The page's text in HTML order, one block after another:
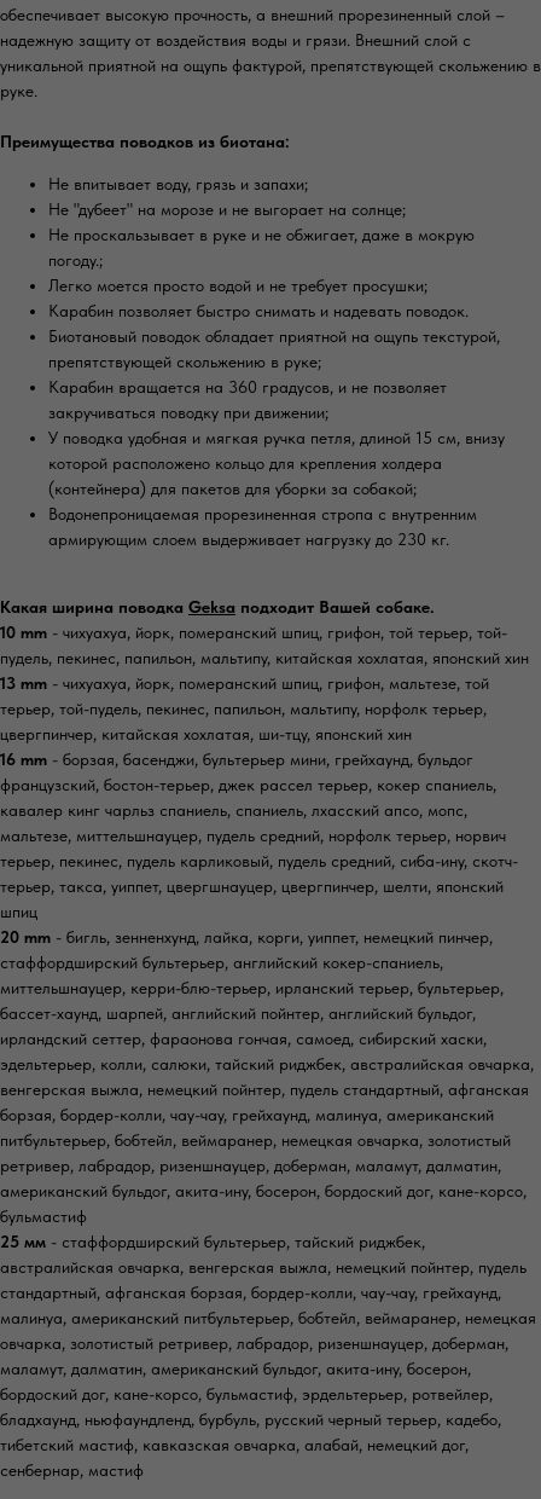
обеспечивает высокую прочность, а внешний прорезиненный слой –
надежную защиту от воздействия воды и грязи. Внешний слой с
уникальной приятной на ощупь фактурой, препятствующей скольжению в
руке.
Преимущества поводков из биотана:
Не впитывает воду, грязь и запахи;⠀⠀
Не "дубеет" на морозе и не выгорает на солнце;⠀
Не проскальзывает в руке и не обжигает, даже в мокрую
погоду.;⠀
Легко моется просто водой и не требует просушки;
Карабин позволяет быстро снимать и надевать поводок.
Биотановый поводок обладает приятной на ощупь текстурой,
препятствующей скольжению в руке;
Карабин вращается на 360 градусов, и не позволяет
закручиваться поводку при движении;
У поводка удобная и мягкая ручка петля, длиной 15 см, внизу
которой расположено кольцо для крепления холдера
(контейнера) для пакетов для уборки за собакой;
Водонепроницаемая прорезиненная стропа с внутренним
армирующим слоем выдерживает нагрузку до 230 кг.
Какая ширина поводка Geksa подходит Вашей собаке.
10 mm - чихуахуа, йорк, померанский шпиц, грифон, той терьер, той-
пудель, пекинес, папильон, мальтипу, китайская хохлатая, японский хин
13 mm - чихуахуа, йорк, померанский шпиц, грифон, мальтезе, той
терьер, той-пудель, пекинес, папильон, мальтипу, норфолк терьер,
цвергпинчер, китайская хохлатая, ши-тцу, японский хин
16 mm - борзая, басенджи, бультерьер мини, грейхаунд, бульдог
французский, бостон-терьер, джек рассел терьер, кокер спаниель,
кавалер кинг чарльз спаниель, спаниель, лхасский апсо, мопс,
мальтезе, миттельшнауцер, пудель средний, норфолк терьер, норвич
терьер, пекинес, пудель карликовый, пудель средний, сиба-ину, скотч-
терьер, такса, уиппет, цвергшнауцер, цвергпинчер, шелти, японский
шпиц
20 mm - бигль, зенненхунд, лайка, корги, уиппет, немецкий пинчер,
стаффордширский бультерьер, английский кокер-спаниель,
миттельшнауцер, керри-блю-терьер, ирланский терьер, бультерьер,
бассет-хаунд, шарпей, английский пойнтер, английский бульдог,
ирландский сеттер, фараонова гончая, самоед, сибирский хаски,
эдельтерьер, колли, салюки, тайский риджбек, австралийская овчарка,
венгерская выжла, немецкий пойнтер, пудель стандартный, афганская
борзая, бордер-колли, чау-чау, грейхаунд, малинуа, американский
питбультерьер, бобтейл, веймаранер, немецкая овчарка, золотистый
ретривер, лабрадор, ризеншнауцер, доберман, маламут, далматин,
американский бульдог, акита-ину, босерон, бордоский дог, кане-корсо,
бульмастиф
25 мм - стаффордширский бультерьер, тайский риджбек,
австралийская овчарка, венгерская выжла, немецкий пойнтер, пудель
стандартный, афганская борзая, бордер-колли, чау-чау, грейхаунд,
малинуа, американский питбультерьер, бобтейл, веймаранер, немецкая
овчарка, золотистый ретривер, лабрадор, ризеншнауцер, доберман,
маламут, далматин, американский бульдог, акита-ину, босерон,
бордоский дог, кане-корсо, бульмастиф, эрдельтерьер, ротвейлер,
бладхаунд, ньюфаундленд, бурбуль, русский черный терьер, кадебо,
тибетский мастиф, кавказская овчарка, алабай, немецкий дог,
сенбернар, мастиф